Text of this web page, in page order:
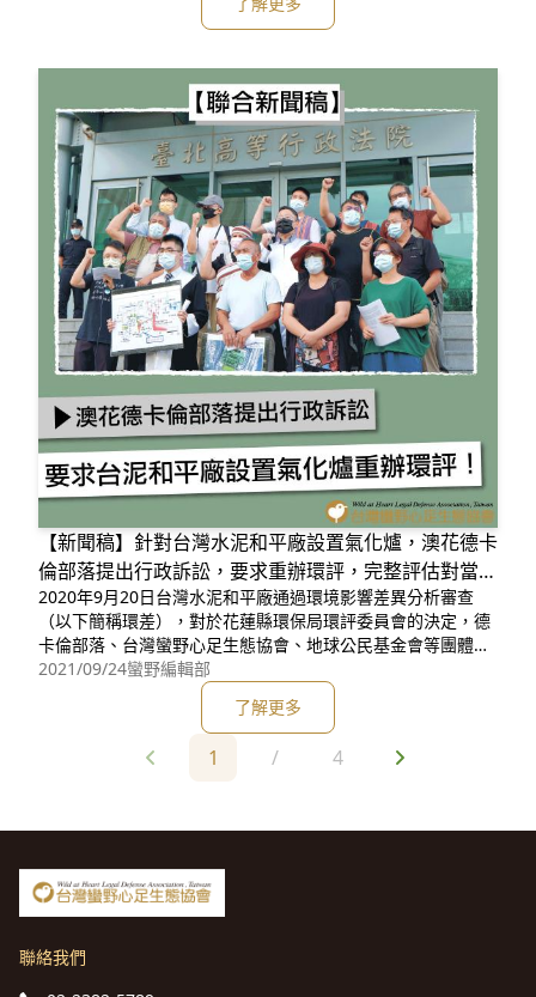
辦理土地所有權移轉登記，同時研
【新聞稿】針對台灣水泥和平廠設置氣化爐，澳花德卡
倫部落提出行政訴訟，要求重辦環評，完整評估對當地
居民的影響
2020年9月20日台灣水泥和平廠通過環境影響差異分析審查
（以下簡稱環差），對於花蓮縣環保局環評委員會的決定，德
卡倫部落、台灣蠻野心足生態協會、地球公民基金會等團體提
出行政訴訟，原因是認為水泥廠新增一座「氣化爐」處理花蓮
一天150公噸的生活廢棄物，理當屬於新的開發行為，應該要
進行完整的環境影響評估，而不是只用較為寬鬆的環差來把
關。 台灣水泥和平廠（以下
2021/09/24蠻野編輯部
了解更多
1 / 4
聯絡我們